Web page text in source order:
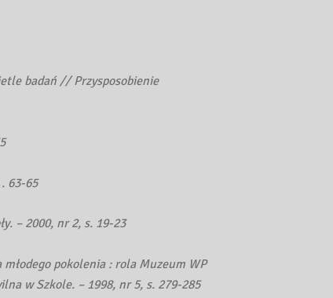
badań // Przysposobienie
63-65
– 2000, nr 2, s. 19-23
pokolenia : rola Muzeum WP
w Szkole. – 1998, nr 5, s. 279-285